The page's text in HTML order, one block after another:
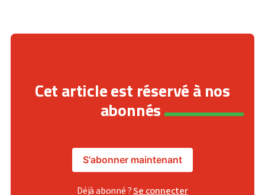
Cet article est réservé à nos
abonnés
S'abonner maintenant
Déjà abonné ?Se connecter